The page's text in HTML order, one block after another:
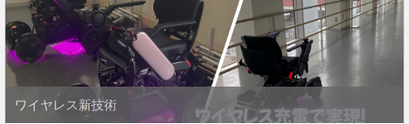
ワイヤレス新技術